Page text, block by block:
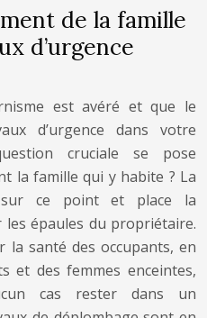
de la famille
d’urgence
est avéré et que le
d’urgence dans votre
cruciale se pose
la famille qui y habite ? La
ce point et place la
épaules du propriétaire.
santé des occupants, en
et des femmes enceintes,
cas rester dans un